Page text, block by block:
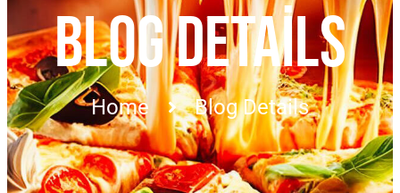
BLOG DETAILS
Home Blog Details